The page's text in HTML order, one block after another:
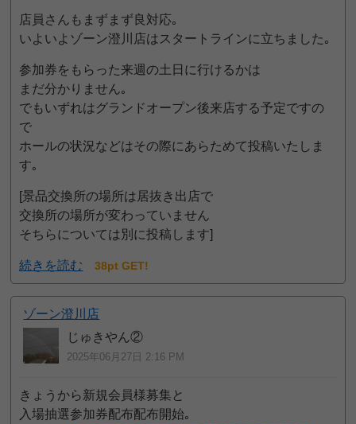
店員さんもまずまず良対応｡
いよいよゾーン澄川店はスタートラインに立ちました｡
参加券をもらった来週の土日に行けるかは
まだ分かりません｡
でもいずれはグランドオープン後来店する予定ですの
で
ホールの状況などはその際にあらためて投稿いたしま
す｡
[景品交換所の場所は居抜き出店で
交換所の場所が変わっていません
そちらについては別に投稿します]
続きを読む 38pt GET!
ゾーン澄川店
じゅきやん②
2025年06月27日 2:16 PM
きょうから新規会員様募集と
入場抽選参加券配布配布開始｡